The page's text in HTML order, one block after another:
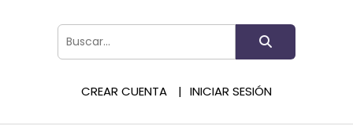
CREAR CUENTA INICIAR SESIÓN